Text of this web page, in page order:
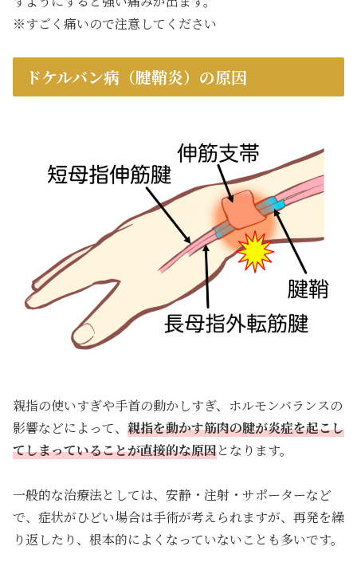
※すごく痛いので注意してください
ドケルバン病（腱鞘炎）の原因
親指の使いすぎや手首の動かしすぎ、ホルモンバランスの
影響などによって、 親指を動かす筋肉の腱が炎症を起こし
てしまっていることが直接的な原因となります。
一般的な治療法としては、安静・注射・サポーターなど
で、症状がひどい場合は手術が考えられますが、再発を繰
り返したり、根本的によくなっていないことも多いです。